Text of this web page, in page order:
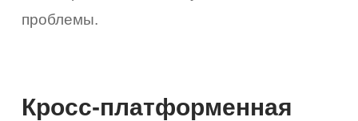
проблемы.
Кросс-платформенная